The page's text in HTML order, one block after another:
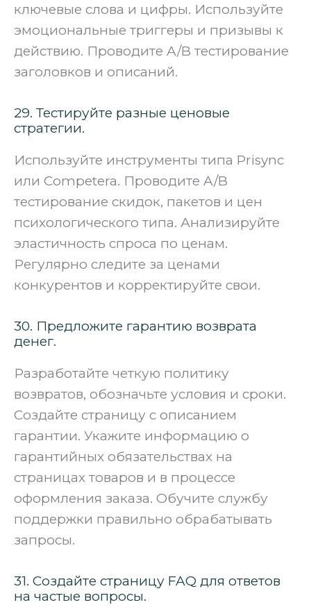
ключевые слова и цифры. Используйте
эмоциональные триггеры и призывы к
действию. Проводите A/B тестирование
заголовков и описаний.
29. Тестируйте разные ценовые
стратегии.
Используйте инструменты типа Prisync
или Competera. Проводите A/B
тестирование скидок, пакетов и цен
психологического типа. Анализируйте
эластичность спроса по ценам.
Регулярно следите за ценами
конкурентов и корректируйте свои.
30. Предложите гарантию возврата
денег.
Разработайте четкую политику
возвратов, обозначьте условия и сроки.
Создайте страницу с описанием
гарантии. Укажите информацию о
гарантийных обязательствах на
страницах товаров и в процессе
оформления заказа. Обучите службу
поддержки правильно обрабатывать
запросы.
31. Создайте страницу FAQ для ответов
на частые вопросы.